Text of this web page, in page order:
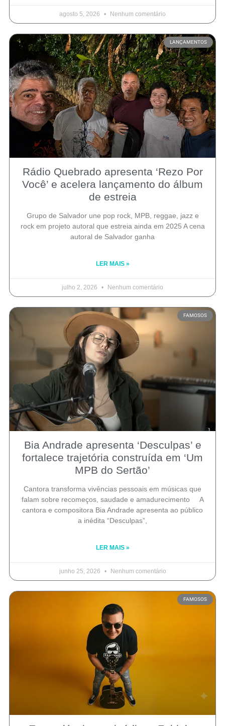
agosto 5, 2026 Nenhum comentário
LANÇAMENTOS
Rádio Quebrado apresenta ‘Rezo Por
Você’ e acelera lançamento do álbum
de estreia
Grupo de Salvador une pop rock, MPB, reggae, jazz e
rock em projeto autoral que estreia ainda em 2025 A cena
autoral de Salvador ganha
LER MAIS »
julho 2, 2026 Nenhum comentário
FAMOSOS
Bia Andrade apresenta ‘Desculpas’ e
fortalece trajetória construída em ‘Um
MPB do Sertão’
Cantora transforma vivências pessoais em músicas que
falam sobre recomeços, saudade e amadurecimento A
cantora e compositora Bia Andrade apresenta ao público
a inédita “Desculpas”,
LER MAIS »
junho 25, 2026 Nenhum comentário
FAMOSOS